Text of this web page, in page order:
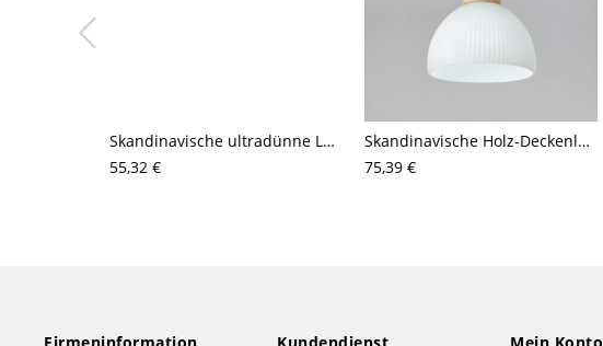
Skandinavische ultradünne LED-Deckenleuchte zur Deckenmontage, runde matte Leuchte für niedrige Decken
55,32 €
Skandinavische Holz-Deckenleuchte (Semi-Flush), Deckenlampe mit geriffeltem weißem Glas für Flur, Schlafzimmer, Eingangsbereich
75,39 €